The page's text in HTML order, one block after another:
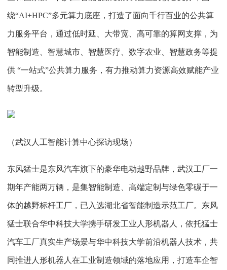
绕“AI+HPC”多元算力底座，打造了面向千行百业的公共算
力服务平台，通过低时延、大带宽、高可靠的算网支撑，为
智能制造、智慧城市、智慧医疗、数字农业、智慧政务等提
供 “一站式”公共算力服务，有力推动算力资源高效赋能产业
转型升级。
（武汉人工智能计算中心探访现场）
东风猛士是东风汽车旗下的豪华电动越野品牌，武汉工厂一
期年产能两万辆，是集智能制造、高端定制与绿色零碳于一
体的越野标杆工厂，已入选湖北省智能制造示范工厂。东风
猛士联合华中科技大学携手研发工业人形机器人，依托猛士
汽车工厂真实生产场景与华中科技大学前沿机器人技术，共
同推进人形机器人在工业制造领域的落地应用，打造车企智